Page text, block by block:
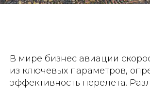
В мире бизнес авиации
из ключевых параметров,
эффективность перелета.